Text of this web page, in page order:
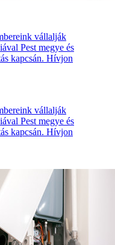
vállalják
Pest megye és
kapcsán. Hívjon
vállalják
Pest megye és
kapcsán. Hívjon